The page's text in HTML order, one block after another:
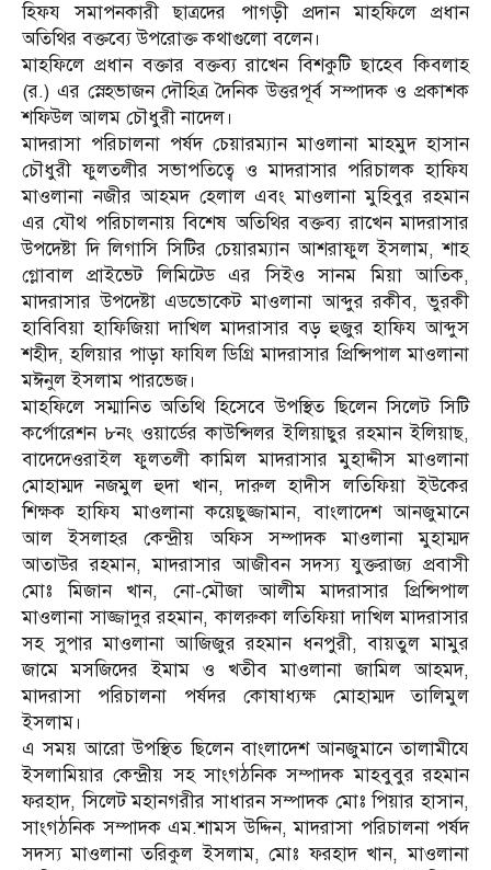
হিফয সমাপনকারী ছাত্রদের পাগড়ী প্রদান মাহফিলে প্রধান
অতিথির বক্তব্যে উপরোক্ত কথাগুলো বলেন।
মাহফিলে প্রধান বক্তার বক্তব্য রাখেন বিশকুটি ছাহেব কিবলাহ
(র.) এর স্নেহভাজন দৌহিত্র দৈনিক উত্তরপূর্ব সম্পাদক ও প্রকাশক
শফিউল আলম চৌধুরী নাদেল।
মাদরাসা পরিচালনা পর্ষদ চেয়ারম্যান মাওলানা মাহমুদ হাসান
চৌধুরী ফুলতলীর সভাপতিত্বে ও মাদরাসার পরিচালক হাফিয
মাওলানা নজীর আহমদ হেলাল এবং মাওলানা মুহিবুর রহমান
এর যৌথ পরিচালনায় বিশেষ অতিথির বক্তব্য রাখেন মাদরাসার
উপদেষ্টা দি লিগাসি সিটির চেয়ারম্যান আশরাফুল ইসলাম, শাহ
গ্লোবাল প্রাইভেট লিমিটেড এর সিইও সানম মিয়া আতিক,
মাদরাসার উপদেষ্টা এডভোকেট মাওলানা আব্দুর রকীব, ভুরকী
হাবিবিয়া হাফিজিয়া দাখিল মাদরাসার বড় হুজুর হাফিয আব্দুস
শহীদ, হলিয়ার পাড়া ফাযিল ডিগ্রি মাদরাসার প্রিন্সিপাল মাওলানা
মঈনুল ইসলাম পারভেজ।
মাহফিলে সম্মানিত অতিথি হিসেবে উপস্থিত ছিলেন সিলেট সিটি
কর্পোরেশন ৮নং ওয়ার্ডের কাউন্সিলর ইলিয়াছুর রহমান ইলিয়াছ,
বাদেদেওরাইল ফুলতলী কামিল মাদরাসার মুহাদ্দীস মাওলানা
মোহাম্মদ নজমুল হুদা খান, দারুল হাদীস লতিফিয়া ইউকের
শিক্ষক হাফিয মাওলানা কয়েছুজ্জামান, বাংলাদেশ আনজুমানে
আল ইসলাহর কেন্দ্রীয় অফিস সম্পাদক মাওলানা মুহাম্মদ
আতাউর রহমান, মাদরাসার আজীবন সদস্য যুক্তরাজ্য প্রবাসী
মোঃ মিজান খান, নো-মৌজা আলীম মাদরাসার প্রিন্সিপাল
মাওলানা সাজ্জাদুর রহমান, কালরুকা লতিফিয়া দাখিল মাদরাসার
সহ সুপার মাওলানা আজিজুর রহমান ধনপুরী, বায়তুল মামুর
জামে মসজিদের ইমাম ও খতীব মাওলানা জামিল আহমদ,
মাদরাসা পরিচালনা পর্ষদর কোষাধ্যক্ষ মোহাম্মদ তালিমুল
ইসলাম।
এ সময় আরো উপস্থিত ছিলেন বাংলাদেশ আনজুমানে তালামীযে
ইসলামিয়ার কেন্দ্রীয় সহ সাংগঠনিক সম্পাদক মাহবুবুর রহমান
ফরহাদ, সিলেট মহানগরীর সাধারন সম্পাদক মোঃ পিয়ার হাসান,
সাংগঠনিক সম্পাদক এম.শামস উদ্দিন, মাদরাসা পরিচালনা পর্ষদ
সদস্য মাওলানা তরিকুল ইসলাম, মোঃ ফরহাদ খান, মাওলানা